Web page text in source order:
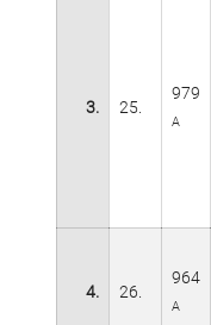
3. 25.
979
A
4. 26.
964
A